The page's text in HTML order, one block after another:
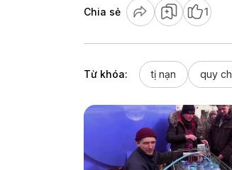
Chia sẻ 1
Từ khóa: tị nạn quy